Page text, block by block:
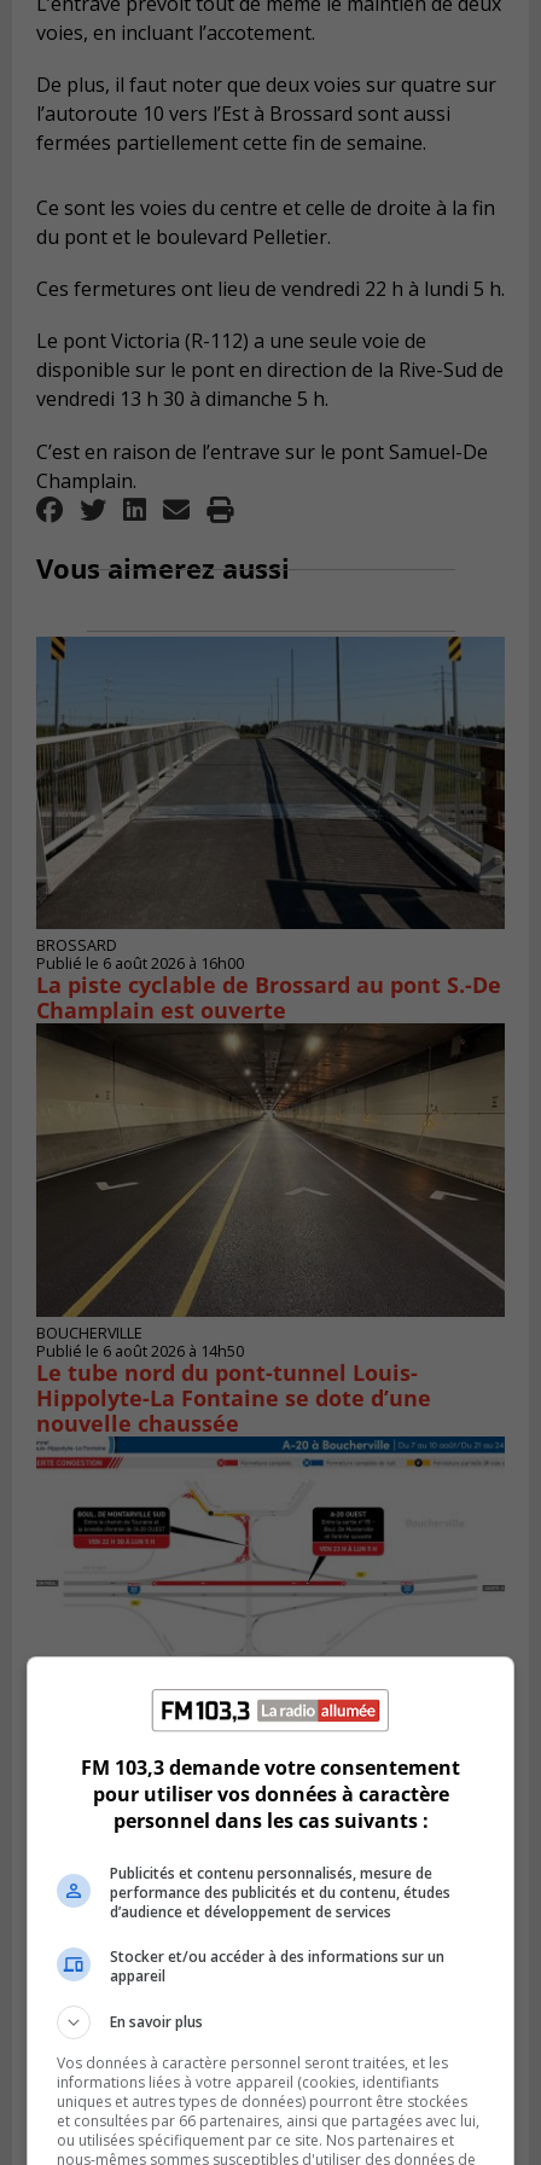
voies, en incluant l’accotement.
De plus, il faut noter que deux voies sur quatre sur
l’autoroute 10 vers l’Est à Brossard sont aussi
fermées partiellement cette fin de semaine.
Ce sont les voies du centre et celle de droite à la fin
du pont et le boulevard Pelletier.
Ces fermetures ont lieu de vendredi 22 h à lundi 5 h.
Le pont Victoria (R-112) a une seule voie de
disponible sur le pont en direction de la Rive-Sud de
vendredi 13 h 30 à dimanche 5 h.
C’est en raison de l’entrave sur le pont Samuel-De
Champlain.
Vous aimerez aussi
BROSSARD
Publié le 6 août 2026 à 16h00
La piste cyclable de Brossard au pont S.-De
Champlain est ouverte
BOUCHERVILLE
Publié le 6 août 2026 à 14h50
Le tube nord du pont-tunnel Louis-
Hippolyte-La Fontaine se dote d’une
nouvelle chaussée
Publié le 5 août 2026 à 15h25
Le MTMD annonce des fermetures sur
l’autoroute 20 à Boucherville
VIEUX-LONGUEUIL
Publié le 31 juillet 2026 à 14h20
FM 103,3 demande votre consentement
pour utiliser vos données à caractère
personnel dans les cas suivants :
Publicités et contenu personnalisés, mesure de
performance des publicités et du contenu, études
d’audience et développement de services
Stocker et/ou accéder à des informations sur un
appareil
En savoir plus
Vos données à caractère personnel seront traitées, et les
informations liées à votre appareil (cookies, identifiants
uniques et autres types de données) pourront être stockées
et consultées par 66 partenaires, ainsi que partagées avec lui,
ou utilisées spécifiquement par ce site. Nos partenaires et
nous-mêmes sommes susceptibles d'utiliser des données de